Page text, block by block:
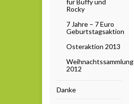
für Buffy und
Rocky
7 Jahre – 7 Euro
Geburtstagsaktion
Osteraktion 2013
Weihnachtssammlung
2012
Danke